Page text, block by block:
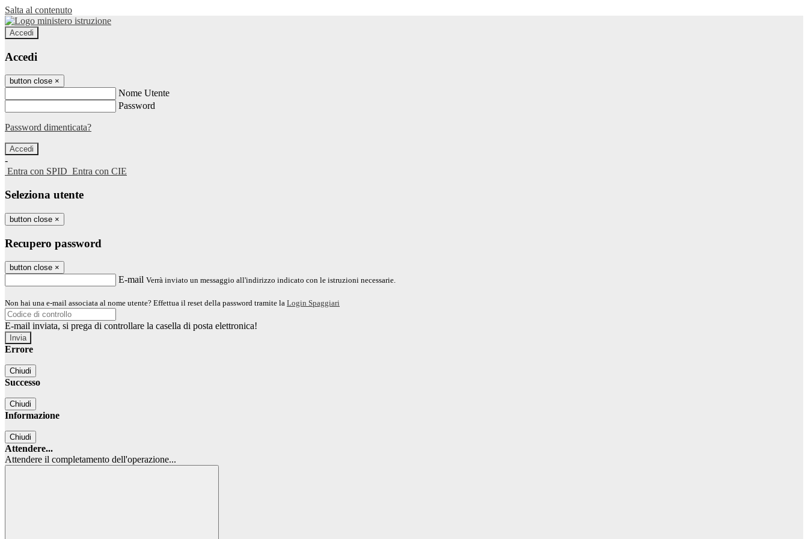
Salta al contenuto
Accedi
Accedi
button close ×
Nome Utente
Password
Password dimenticata?
-
Entra con SPID Entra con CIE
Seleziona utente
button close ×
Recupero password
button close ×
E-mail Verrà inviato un messaggio all'indirizzo indicato con le istruzioni necessarie.
Non hai una e-mail associata al nome utente? Effettua il reset della password tramite la Login Spaggiari
E-mail inviata, si prega di controllare la casella di posta elettronica!
Errore
Chiudi
Successo
Chiudi
Informazione
Chiudi
Attendere...
Attendere il completamento dell'operazione...